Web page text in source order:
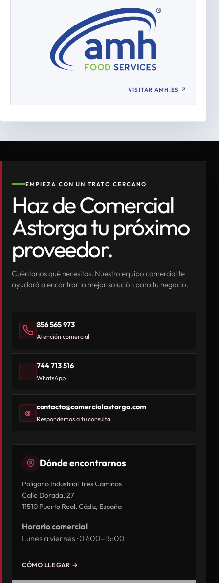
VISITAR AMH.ES ↗
EMPIEZA CON UN TRATO CERCANO
Haz de Comercial
Astorga tu próximo
proveedor.
Cuéntanos qué necesitas. Nuestro equipo comercial te
ayudará a encontrar la mejor solución para tu negocio.
856 565 973
Atención comercial
744 713 516
WhatsApp
@
contacto@comercialastorga.com
Respondemos a tu consulta
Dónde encontrarnos
Polígono Industrial Tres Caminos
Calle Dorada, 27
11510 Puerto Real, Cádiz, España
Horario comercial
Lunes a viernes · 07:00–15:00
CÓMO LLEGAR →